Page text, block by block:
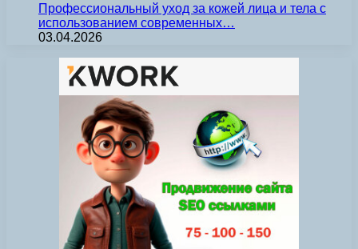
Профессиональный уход за кожей лица и тела с
использованием современных…
03.04.2026